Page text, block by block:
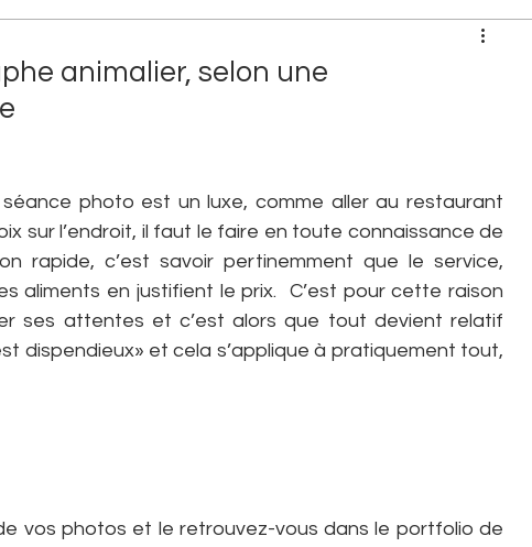
propriétaire et animal
animalier, selon une
photo est un luxe, comme aller au restaurant
sur l’endroit, il faut le faire en toute connaissance de
rapide, c’est savoir pertinemment que le service,
aliments en justifient le prix.  C’est pour cette raison
ses attentes et c’est alors que tout devient relatif
dispendieux» et cela s’applique à pratiquement tout,
vos photos et le retrouvez-vous dans le portfolio de